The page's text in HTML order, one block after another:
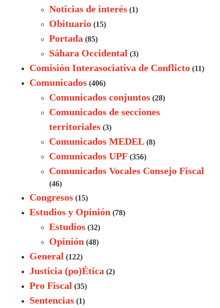
Noticias de interés (1)
Obituario (15)
Portada (85)
Sáhara Occidental (3)
Comisión Interasociativa de Conflicto (11)
Comunicados (406)
Comunicados conjuntos (28)
Comunicados de secciones
territoriales (3)
Comunicados MEDEL (8)
Comunicados UPF (356)
Comunicados Vocales Consejo Fiscal
(46)
Congresos (15)
Estudios y Opinión (78)
Estudios (32)
Opinión (48)
General (122)
Justicia (po)Ética (2)
Pro Fiscal (35)
Sentencias (1)